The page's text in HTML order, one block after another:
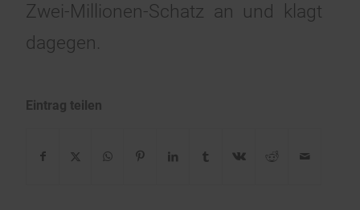
Zwei-Millionen-Schatz an und klagt
dagegen.
Eintrag teilen